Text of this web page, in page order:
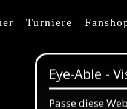
Turniere